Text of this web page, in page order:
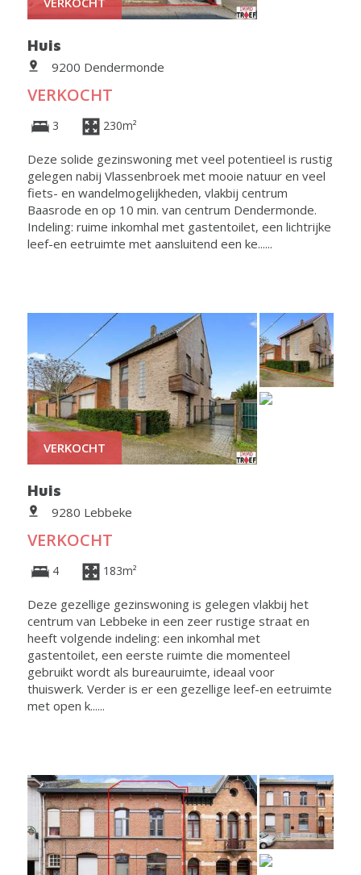
Huis
9200 Dendermonde
VERKOCHT
3 230m²
Deze solide gezinswoning met veel potentieel is rustig
gelegen nabij Vlassenbroek met mooie natuur en veel
fiets- en wandelmogelijkheden, vlakbij centrum
Baasrode en op 10 min. van centrum Dendermonde.
Indeling: ruime inkomhal met gastentoilet, een lichtrijke
leef-en eetruimte met aansluitend een ke......
VERKOCHT
Huis
9280 Lebbeke
VERKOCHT
4 183m²
Deze gezellige gezinswoning is gelegen vlakbij het
centrum van Lebbeke in een zeer rustige straat en
heeft volgende indeling: een inkomhal met
gastentoilet, een eerste ruimte die momenteel
gebruikt wordt als bureauruimte, ideaal voor
thuiswerk. Verder is er een gezellige leef-en eetruimte
met open k......